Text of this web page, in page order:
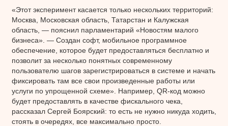
«Этот эксперимент касается только нескольких территорий:
Москва, Московская область, Татарстан и Калужская
область, — пояснил парламентарий «Новостям малого
бизнеса». — Создан софт, мобильное программное
обеспечение, которое будет предоставляться бесплатно и
позволит за несколько понятных современному
пользователю шагов зарегистрироваться в системе и начать
фиксировать там все свои произведенные работы или
услуги по упрощенной схеме». Например, QR-код можно
будет предоставлять в качестве фискального чека,
рассказал Сергей Боярский: то есть не нужно никуда ходить,
стоять в очередях, все максимально просто.